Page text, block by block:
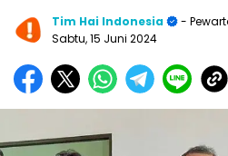
Tim Hai Indonesia
-
Sabtu, 15 Juni 2024